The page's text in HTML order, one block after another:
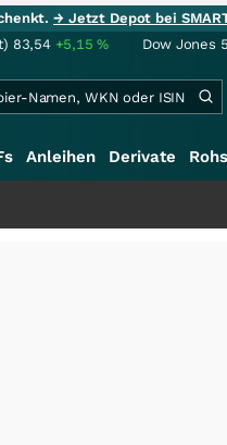
→ Jetzt Depot bei
83,54 +5,15% Dow Jones
Anleihen Derivate